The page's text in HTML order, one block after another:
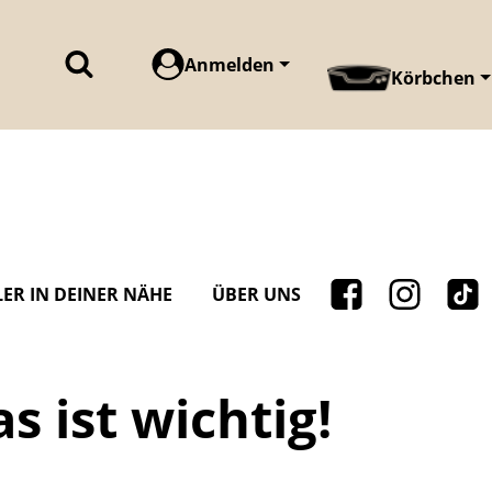
Anmelden
Körbchen
IN DEINER NÄHE ÜBER UNS
ist wichtig!